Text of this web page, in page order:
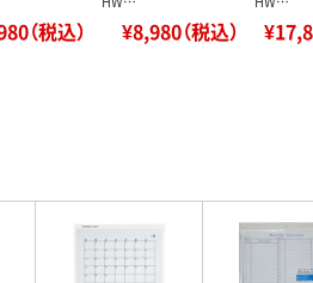
（税込） ¥8,980（税込）